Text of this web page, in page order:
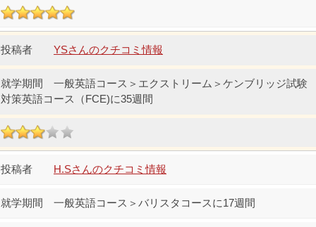
YSさんのクチコミ情報
一般英語コース＞エクストリーム＞ケンブリッジ試験
対策英語コース（FCE)に35週間
H.Sさんのクチコミ情報
一般英語コース＞バリスタコースに17週間